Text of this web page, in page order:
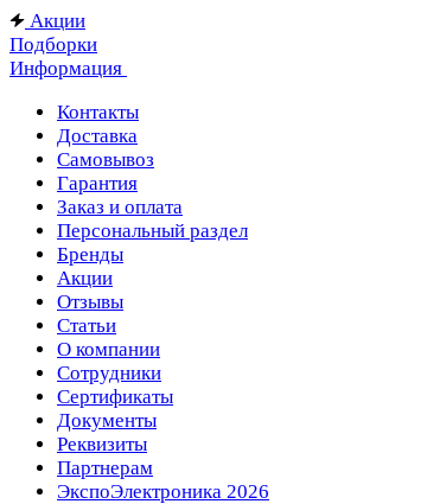
Акции
Подборки
Информация
Контакты
Доставка
Самовывоз
Гарантия
Заказ и оплата
Персональный раздел
Бренды
Акции
Отзывы
Статьи
О компании
Сотрудники
Сертификаты
Документы
Реквизиты
Партнерам
ЭкспоЭлектроника 2026